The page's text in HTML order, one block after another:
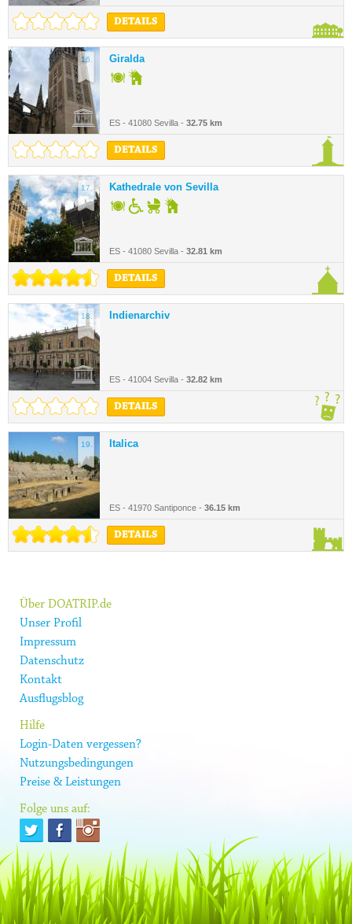
DETAILS
16. Giralda
ES - 41080 Sevilla - 32.75 km
DETAILS
17. Kathedrale von Sevilla
ES - 41080 Sevilla - 32.81 km
DETAILS
18. Indienarchiv
ES - 41004 Sevilla - 32.82 km
DETAILS
19. Italica
ES - 41970 Santiponce - 36.15 km
DETAILS
Über DOATRIP.de
Unser Profil
Impressum
Datenschutz
Kontakt
Ausflugsblog
Hilfe
Login-Daten vergessen?
Nutzungsbedingungen
Preise & Leistungen
Folge uns auf: